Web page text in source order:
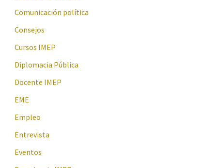
Comunicación política
Consejos
Cursos IMEP
Diplomacia Pública
Docente IMEP
EME
Empleo
Entrevista
Eventos